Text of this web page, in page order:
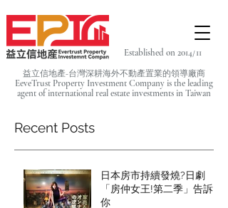
益立信地產-台灣深耕海外不動產置業的領導廠商
EeveTrust Property Investment Company is the leading
agent ofinternational real estate investments in Taiwan
Established on 2014/11
Recent Posts
日本房市持續發燒?日劇
「房仲女王!第二季」告訴
你